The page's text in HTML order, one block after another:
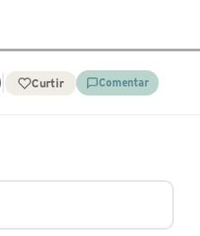
Curtir Comentar